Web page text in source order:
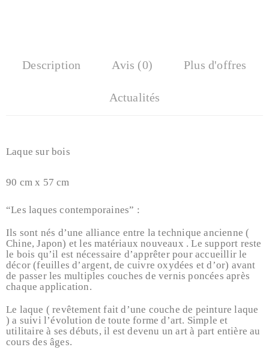
Description Avis (0) Plus d'offres
Actualités
Laque sur bois
90 cm x 57 cm
“Les laques contemporaines” :
Ils sont nés d’une alliance entre la technique ancienne (
Chine, Japon) et les matériaux nouveaux . Le support reste
le bois qu’il est nécessaire d’apprêter pour accueillir le
décor (feuilles d’argent, de cuivre oxydées et d’or) avant
de passer les multiples couches de vernis poncées après
chaque application.
Le laque ( revêtement fait d’une couche de peinture laque
) a suivi l’évolution de toute forme d’art. Simple et
utilitaire à ses débuts, il est devenu un art à part entière au
cours des âges.